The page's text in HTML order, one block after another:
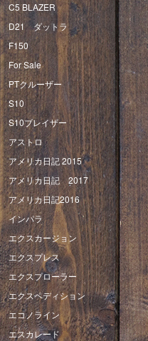
C5 BLAZER
D21 ダットラ
F150
For Sale
PTクルーザー
S10
S10ブレイザー
アストロ
アメリカ日記 2015
アメリカ日記 2017
アメリカ日記2016
インパラ
エクスカージョン
エクスプレス
エクスプローラー
エクスペディション
エコノライン
エスカレード